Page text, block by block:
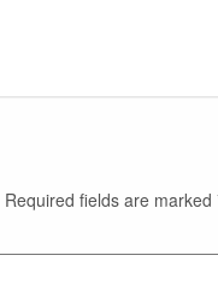
Required fields are marked